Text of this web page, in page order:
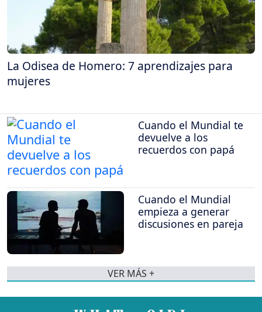
La Odisea de Homero: 7 aprendizajes para
mujeres
Cuando el Mundial te
devuelve a los
recuerdos con papá
Cuando el Mundial
empieza a generar
discusiones en pareja
VER MÁS +